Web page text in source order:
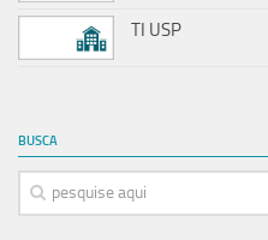
TI USP
BUSCA